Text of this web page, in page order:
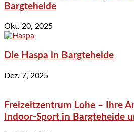
Bargteheide
Okt. 20, 2025
Die Haspa in Bargteheide
Dez. 7, 2025
Freizeitzentrum Lohe – Ihre
Indoor-Sport in Bargteheide